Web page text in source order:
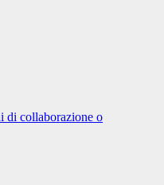
di collaborazione o